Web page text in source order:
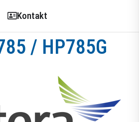
Kontakt
/ HP785G